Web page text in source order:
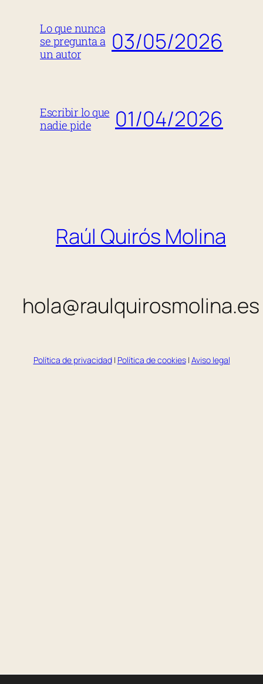
Lo que nunca
se pregunta a
un autor
03/05/2026
Escribir lo que
nadie pide
01/04/2026
Raúl Quirós Molina
hola@raulquirosmolina.es
Política de privacidad| Política de cookies| Aviso legal